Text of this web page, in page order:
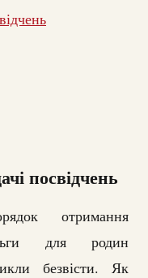
посвідчень
отримання
для родин
безвісти. Як